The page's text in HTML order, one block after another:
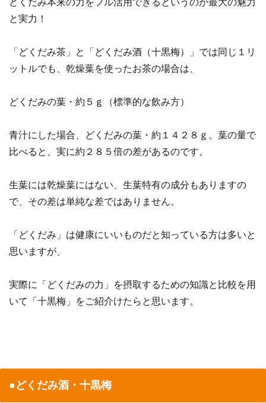
どくだみ本来の力をフル活用できるというのが最大の魅力
と実力！
「どくだみ茶」と「どくだみ酒（十黒梅）」では同じ１リ
ットルでも、乾燥葉を使ったお茶の場合は、
どくだみの葉・約５ｇ（標準的な飲み方）
青汁にした場合、どくだみの葉・約１４２８ｇ。葉の量で
比べると、実に約２８５倍の差があるのです。
生葉には乾燥葉にはない、生葉特有の成分もありますの
で、その差は単純な差ではありません。
「どくだみ」は健康にいいものだと知っている方は多いと
思いますが、
実際に「どくだみの力」を摂取するための知識と比較を用
いて「十黒梅」をご紹介けたらと思います。
●どくだみ酒・十黒梅